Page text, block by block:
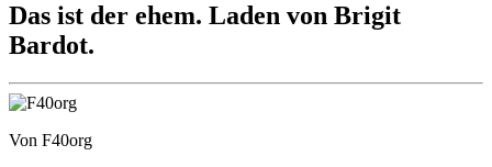
Das ist der ehem. Laden von Brigit
Bardot.
Von F40org